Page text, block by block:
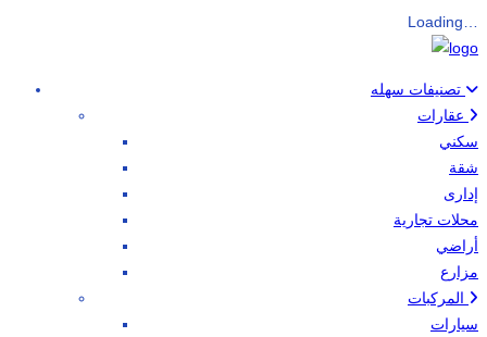
Loading…
سكني
شقة
إدارى
محلات تجارية
أراضي
مزارع
سيارات